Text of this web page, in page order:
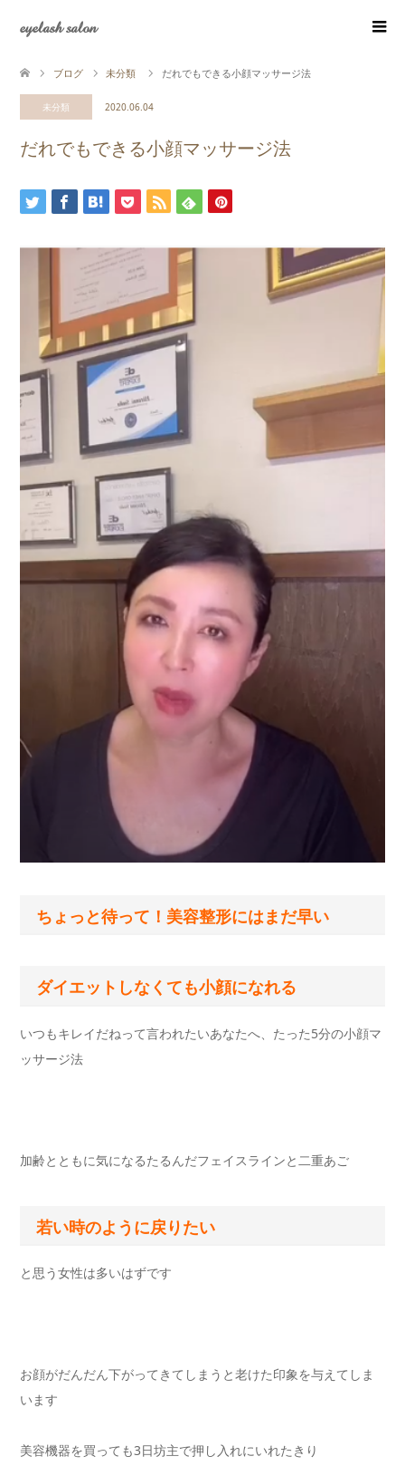
eyelash salon
ブログ 未分類 だれでもできる小顔マッサージ法
未分類 2020.06.04
だれでもできる小顔マッサージ法
ちょっと待って！美容整形にはまだ早い
ダイエットしなくても小顔になれる
いつもキレイだねって言われたいあなたへ、たった5分の小顔マ
ッサージ法
加齢とともに気になるたるんだフェイスラインと二重あご
若い時のように戻りたい
と思う女性は多いはずです
お顔がだんだん下がってきてしまうと老けた印象を与えてしま
います
美容機器を買っても3日坊主で押し入れにいれたきり